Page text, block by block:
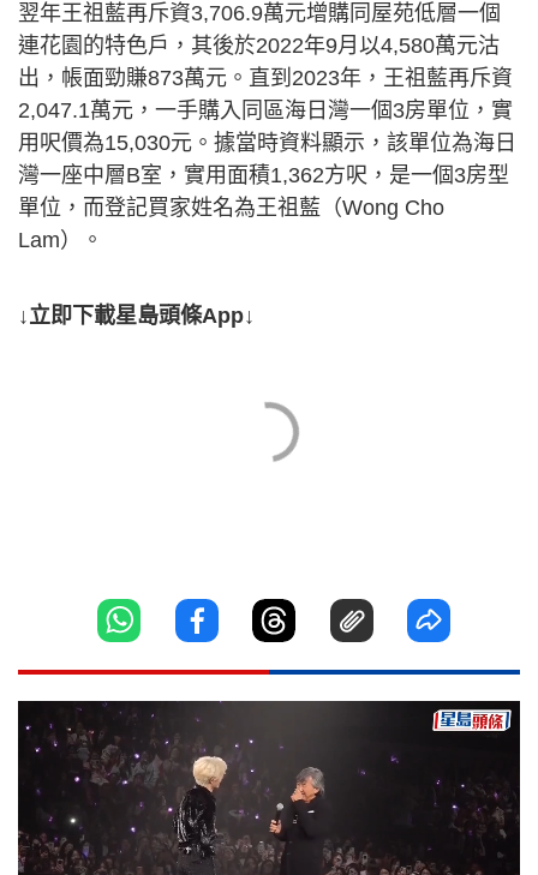
翌年王祖藍再斥資3,706.9萬元增購同屋苑低層一個
連花園的特色戶，其後於2022年9月以4,580萬元沽
出，帳面勁賺873萬元。直到2023年，王祖藍再斥資
2,047.1萬元，一手購入同區海日灣一個3房單位，實
用呎價為15,030元。據當時資料顯示，該單位為海日
灣一座中層B室，實用面積1,362方呎，是一個3房型
單位，而登記買家姓名為王祖藍（Wong Cho
Lam）。
↓立即下載星島頭條App↓